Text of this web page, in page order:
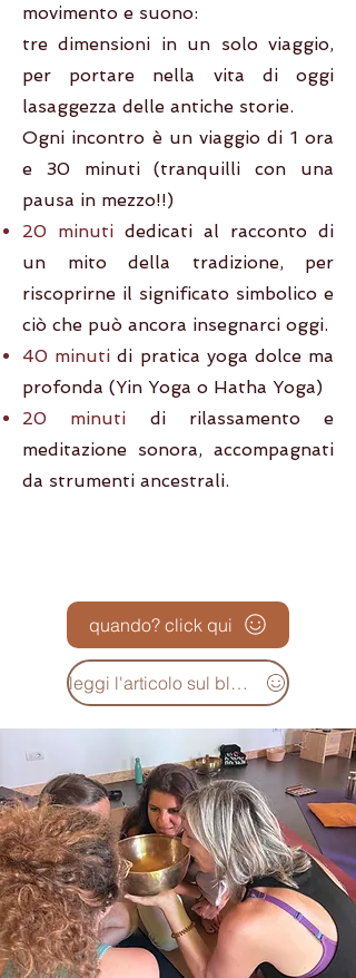
movimento e suono:
tre dimensioni in un solo viaggio,
per portare nella vita di oggi
lasaggezza delle antiche storie.
Ogni incontro è un viaggio di 1 ora
e 30 minuti (tranquilli con una
pausa in mezzo!!)
20 minuti dedicati al racconto di
un mito della tradizione, per
riscoprirne il significato simbolico e
ciò che può ancora insegnarci oggi.
40 minutidi pratica yoga dolce ma
profonda (Yin Yoga o Hatha Yoga)
20 minuti di rilassamento e
meditazione sonora, accompagnati
da strumenti ancestrali.
quando? click qui
leggi l'articolo sul blog !